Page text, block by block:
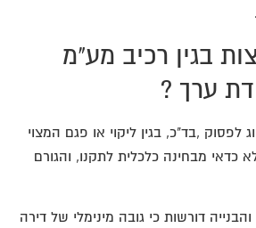
בגין רכיב מע"מ
ערך ?
לפסוק ,בד"כ, בגין ליקוי או פגם המצוי
מבחינה כלכלית לתקנו, והגורם
דורשות כי גובה מינימלי של דירה